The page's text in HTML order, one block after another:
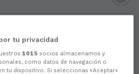
tu privacidad
1015 socios almacenamos y
como datos de navegación o
tu dispositivo. Si seleccionas «Aceptar»